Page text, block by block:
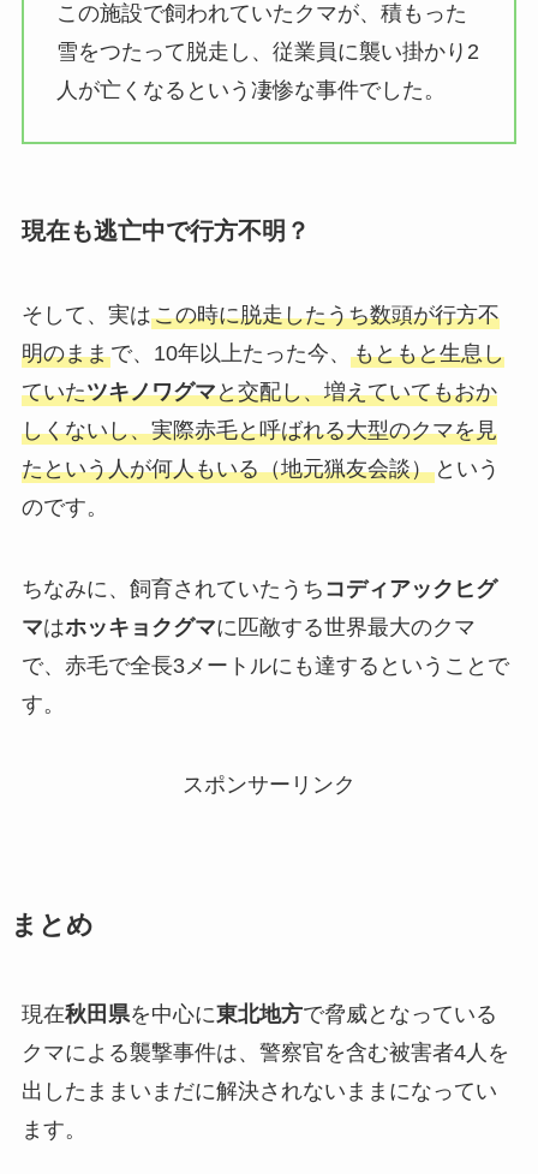
この施設で飼われていたクマが、積もった
雪をつたって脱走し、従業員に襲い掛かり2
人が亡くなるという凄惨な事件でした。
現在も逃亡中で行方不明？
そして、実はこの時に脱走したうち数頭が行方不
明のままで、10年以上たった今、 もともと生息し
ていたツキノワグマと交配し、増えていてもおか
しくないし、実際赤毛と呼ばれる大型のクマを見
たという人が何人もいる（地元猟友会談）という
のです。
ちなみに、飼育されていたうち コディアックヒグ
マはホッキョクグマに匹敵する世界最大のクマ
で、赤毛で全長3メートルにも達するということで
す。
スポンサーリンク
まとめ
現在秋田県を中心に東北地方で脅威となっている
クマによる襲撃事件は、警察官を含む被害者4人を
出したままいまだに解決されないままになってい
ます。